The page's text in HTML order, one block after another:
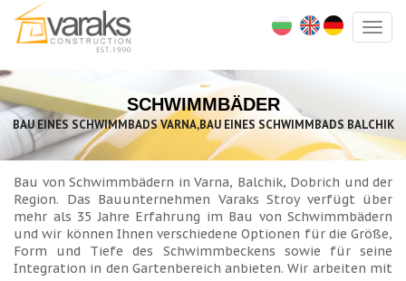
SCHWIMMBÄDER
BAU EINES SCHWIMMBADS VARNA,BAU EINES SCHWIMMBADS BALCHIK
Bau von Schwimmbädern in Varna, Balchik, Dobrich und der
Region. Das Bauunternehmen Varaks Stroy verfügt über
mehr als 35 Jahre Erfahrung im Bau von Schwimmbädern
und wir können Ihnen verschiedene Optionen für die Größe,
Form und Tiefe des Schwimmbeckens sowie für seine
Integration in den Gartenbereich anbieten. Wir arbeiten mit